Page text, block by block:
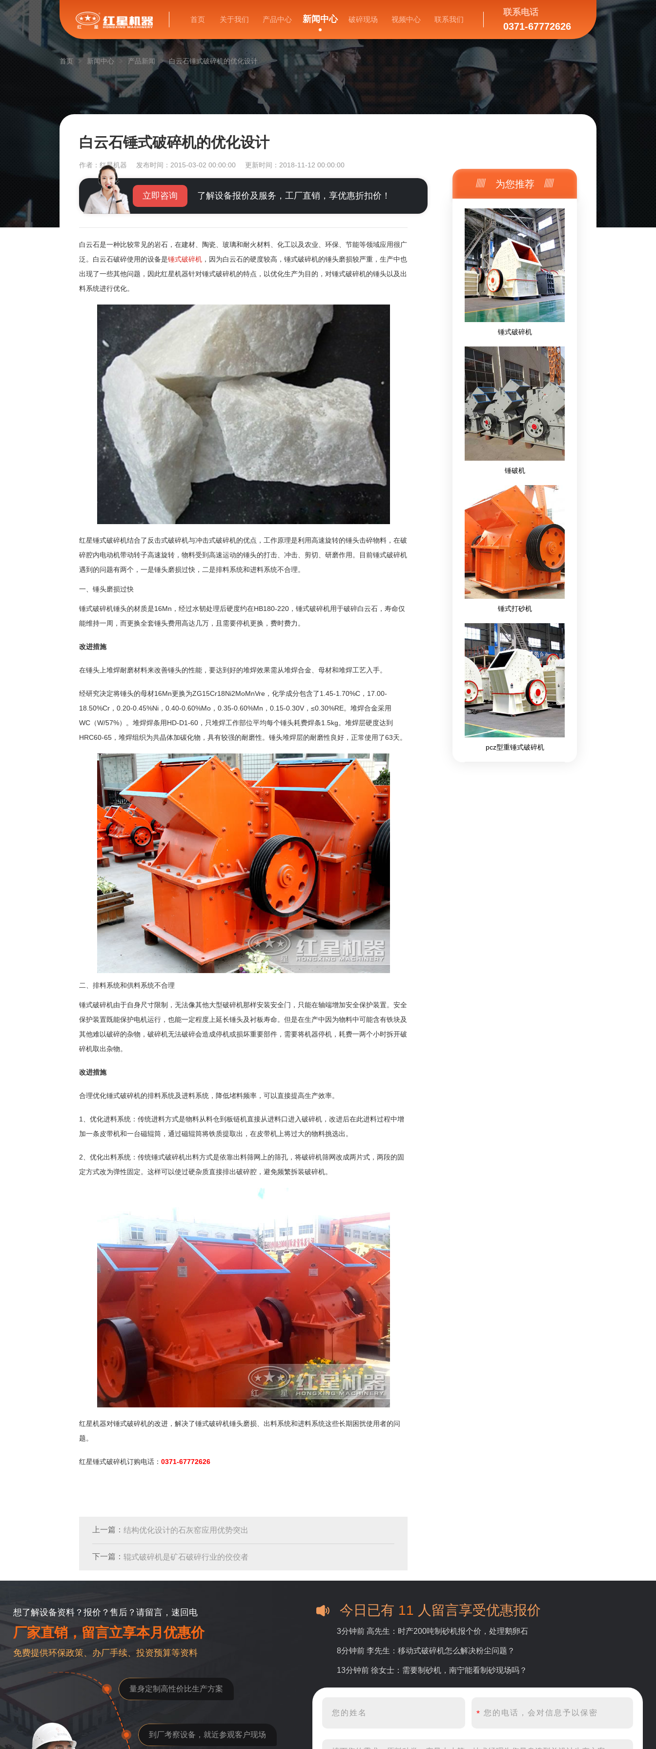
首页 关于我们 产品中心 新闻中心 破碎现场 视频中心 联系我们
联系电话
0371-67772626
首页 新闻中心 产品新闻 白云石锤式破碎机的优化设计
白云石锤式破碎机的优化设计
作者：红星机器 发布时间：2015-03-02 00:00:00 更新时间：2018-11-12 00:00:00
立即咨询 了解设备报价及服务，工厂直销，享优惠折扣价！
白云石是一种比较常见的岩石，在建材、陶瓷、玻璃和耐火材料、化工以及农业、环保、节能等领域应用很广
泛。白云石破碎使用的设备是锤式破碎机 ，因为白云石的硬度较高，锤式破碎机的锤头磨损较严重，生产中也
出现了一些其他问题，因此红星机器针对锤式破碎机的特点，以优化生产为目的，对锤式破碎机的锤头以及出
料系统进行优化。
红星锤式破碎机结合了反击式破碎机与冲击式破碎机的优点，工作原理是利用高速旋转的锤头击碎物料，在破
碎腔内电动机带动转子高速旋转，物料受到高速运动的锤头的打击、冲击、剪切、研磨作用。目前锤式破碎机
遇到的问题有两个，一是锤头磨损过快，二是排料系统和进料系统不合理。
一、锤头磨损过快
锤式破碎机锤头的材质是16Mn，经过水韧处理后硬度约在HB180-220，锤式破碎机用于破碎白云石，寿命仅
能维持一周，而更换全套锤头费用高达几万，且需要停机更换，费时费力。
改进措施
在锤头上堆焊耐磨材料来改善锤头的性能，要达到好的堆焊效果需从堆焊合金、母材和堆焊工艺入手。
经研究决定将锤头的母材16Mn更换为ZG15Cr18Ni2MoMnVre，化学成分包含了1.45-1.70%C，17.00-
18.50%Cr，0.20-0.45%Ni，0.40-0.60%Mo，0.35-0.60%Mn，0.15-0.30V，≤0.30%RE。堆焊合金采用
WC（W/57%）。堆焊焊条用HD-D1-60，只堆焊工作部位平均每个锤头耗费焊条1.5kg。堆焊层硬度达到
HRC60-65，堆焊组织为共晶体加碳化物，具有较强的耐磨性。锤头堆焊层的耐磨性良好，正常使用了63天。
二、排料系统和供料系统不合理
锤式破碎机由于自身尺寸限制，无法像其他大型破碎机那样安装安全门，只能在轴端增加安全保护装置。安全
保护装置既能保护电机运行，也能一定程度上延长锤头及衬板寿命。但是在生产中因为物料中可能含有铁块及
其他难以破碎的杂物，破碎机无法破碎会造成停机或损坏重要部件，需要将机器停机，耗费一两个小时拆开破
碎机取出杂物。
改进措施
合理优化锤式破碎机的排料系统及进料系统，降低堵料频率，可以直接提高生产效率。
1、优化进料系统：传统进料方式是物料从料仓到板链机直接从进料口进入破碎机，改进后在此进料过程中增
加一条皮带机和一台磁辊筒，通过磁辊筒将铁质提取出，在皮带机上将过大的物料挑选出。
2、优化出料系统：传统锤式破碎机出料方式是依靠出料筛网上的筛孔，将破碎机筛网改成两片式，两段的固
定方式改为弹性固定。这样可以使过硬杂质直接排出破碎腔，避免频繁拆装破碎机。
红星机器对锤式破碎机的改进，解决了锤式破碎机锤头磨损、出料系统和进料系统这些长期困扰使用者的问
题。
红星锤式破碎机订购电话： 0371-67772626
上一篇： 结构优化设计的石灰窑应用优势突出
下一篇： 辊式破碎机是矿石破碎行业的佼佼者
为您推荐
锤式破碎机
锤破机
锤式打砂机
pcz型重锤式破碎机
想了解设备资料？报价？售后？请留言，速回电
厂家直销，留言立享本月优惠价
免费提供环保政策、办厂手续、投资预算等资料
量身定制高性价比生产方案
到厂考察设备，就近参观客户现场
今日已有 11 人留言享受优惠报价
3分钟前 高先生：时产200吨制砂机报个价，处理鹅卵石
8分钟前 李先生：移动式破碎机怎么解决粉尘问题？
13分钟前 徐女士：需要制砂机，南宁能看制砂现场吗？
16分钟前 程先生：破碎生产线出个方案及报价，有什么售后服务？
22分钟前 郑女士：想了解时产500吨锤破，加工石灰石